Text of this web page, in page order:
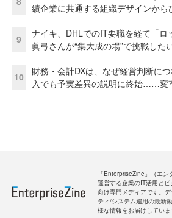
績企業に共通する組織デザインから
9
ナイキ、DHLでのIT要職を経て「
眞弓さんが“集大成の場”で挑戦した
10
財務・会計DXは、なぜ経営判断に
入でも予実差異の説明に終始……変
「EnterpriseZine」（エ
運営する企業のIT活用と
向け専門メディアです。
ティ/システム運用の最新
様な情報をお届けしていま